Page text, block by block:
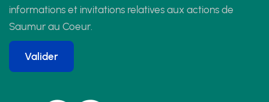
informations et invitations relatives aux actions de
Saumur au Coeur.